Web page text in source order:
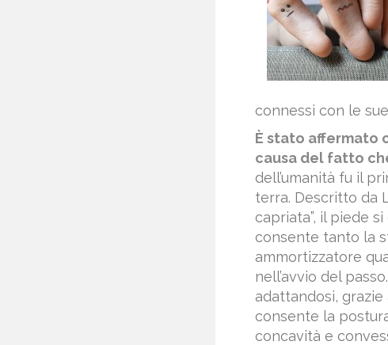
connessi con le
È stato affermato
causa del fatto
dell’umanità fu il
terra. Descritto da
capriata”, il piede
consente tanto la
ammortizzatore
nell’avvio del
adattandosi,
consente la
concavità e